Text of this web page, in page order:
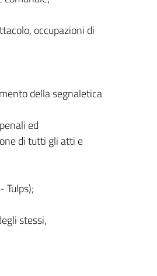
occupazioni di
della segnaletica
ed
di tutti gli atti e
Tulps);
stessi,